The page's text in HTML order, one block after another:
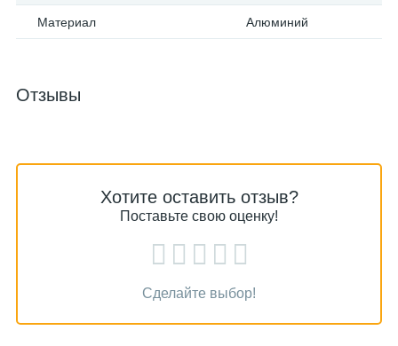
Материал Алюминий
Отзывы
Хотите оставить отзыв?
Поставьте свою оценку!
Сделайте выбор!